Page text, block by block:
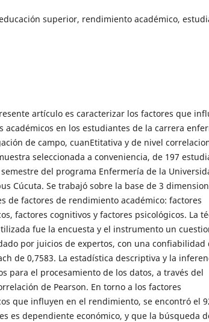
superior, rendimiento académico,
artículo es caracterizar los factores que
académicos en los estudiantes de la carrera
de campo, cuanEtitativa y de nivel
seleccionada a conveniencia, de 197
del programa Enfermería de la
Cúcuta. Se trabajó sobre la base de 3
de factores de rendimiento académico: factores
factores cognitivos y factores psicológicos. La
fue la encuesta y el instrumento un
por juicios de expertos, con una confiabilidad
de 0,7583. La estadística descriptiva y la
para el procesamiento de los datos, a través del
de Pearson. En torno a los factores
que influyen en el rendimiento, se encontró el
es dependiente económico, y que la búsqueda